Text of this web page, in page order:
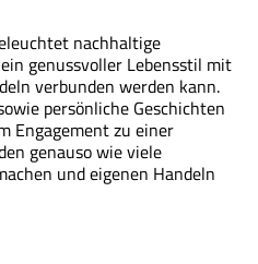
nachhaltige
genussvoller Lebensstil mit
verbunden werden kann.
persönliche Geschichten
Engagement zu einer
genauso wie viele
und eigenen Handeln